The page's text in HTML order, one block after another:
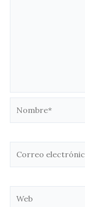
electrónico*